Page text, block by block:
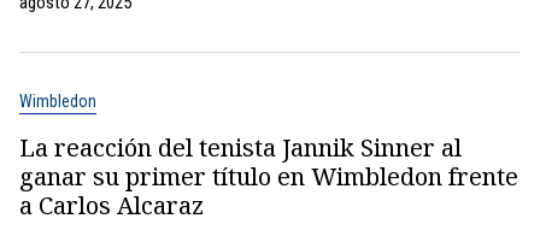
Wimbledon
La reacción del tenista Jannik Sinner al
ganar su primer título en Wimbledon frente
a Carlos Alcaraz